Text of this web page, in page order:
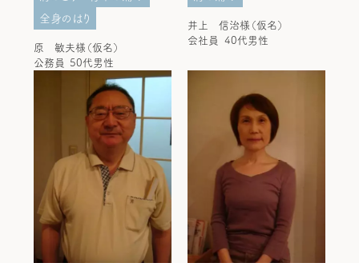
全身のはり
原 敏夫様（仮名）
公務員
50代男性
井上 信治様（仮名）
会社員
40代男性